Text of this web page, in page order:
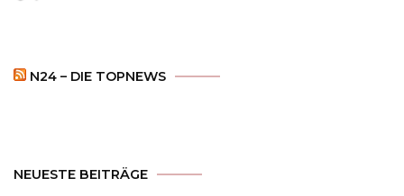
N24 – DIE TOPNEWS
NEUESTE BEITRÄGE